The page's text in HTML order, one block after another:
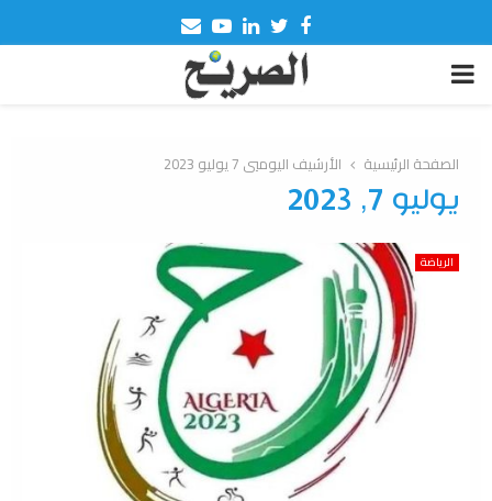
Facebook
Twitter
Linkedin
Youtube
Email
PRIMARY
الصفحة الرئيسية الأرشيف اليوميي 7 يوليو 2023
يوليو 7, 2023
الرياضة